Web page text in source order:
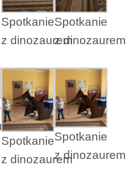
Spotkanie
z dinozaurem
Spotkanie
z dinozaurem
Spotkanie
z dinozaurem
Spotkanie
z dinozaurem